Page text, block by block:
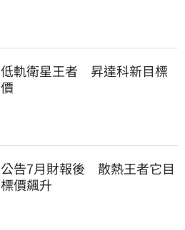
低軌衛星王者 昇達科新目標
價
公告7月財報後 散熱王者它目
標價飆升